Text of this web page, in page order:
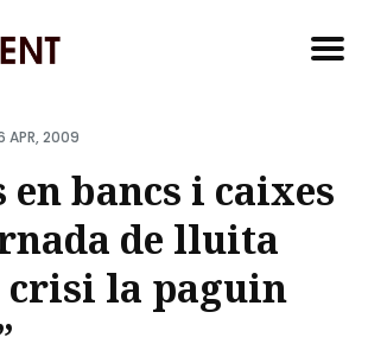
APR, 2009
en bancs i caixes
de lluita
crisi la paguin